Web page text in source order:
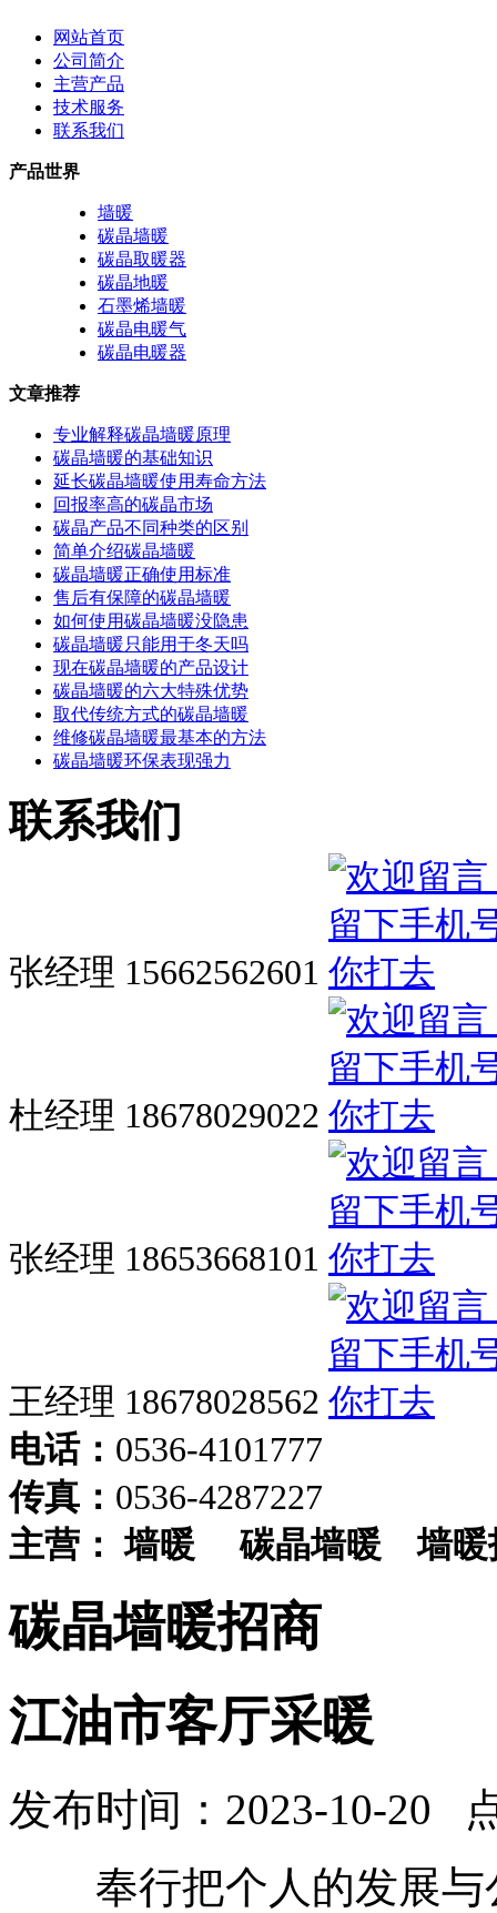
网站首页
公司简介
主营产品
技术服务
联系我们
产品世界
墙暖
碳晶墙暖
碳晶取暖器
碳晶地暖
石墨烯墙暖
碳晶电暖气
碳晶电暖器
文章推荐
专业解释碳晶墙暖原理
碳晶墙暖的基础知识
延长碳晶墙暖使用寿命方法
回报率高的碳晶市场
碳晶产品不同种类的区别
简单介绍碳晶墙暖
碳晶墙暖正确使用标准
售后有保障的碳晶墙暖
如何使用碳晶墙暖没隐患
碳晶墙暖只能用于冬天吗
现在碳晶墙暖的产品设计
碳晶墙暖的六大特殊优势
取代传统方式的碳晶墙暖
维修碳晶墙暖最基本的方法
碳晶墙暖环保表现强力
联系我们
张经理 15662562601
杜经理 18678029022
张经理 18653668101
王经理 18678028562
电话： 0536-4101777
传真： 0536-4287227
主营： 墙暖碳晶墙暖墙暖
碳晶墙暖招商
江油市客厅采暖
发布时间：2023-10-20
奉行把个人的发展与